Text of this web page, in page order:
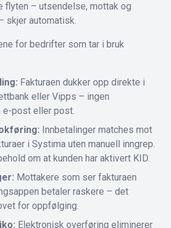
flyten – utsendelse, mottak og
skjer automatisk.
for bedrifter som tar i bruk
Fakturaen dukker opp direkte i
eller Vipps – ingen
post eller post.
Innbetalinger matches mot
i Systima uten manuell inngrep.
om at kunden har aktivert KID.
Mottakere som ser fakturaen
betaler raskere – det
for oppfølging.
Elektronisk overføring eliminerer